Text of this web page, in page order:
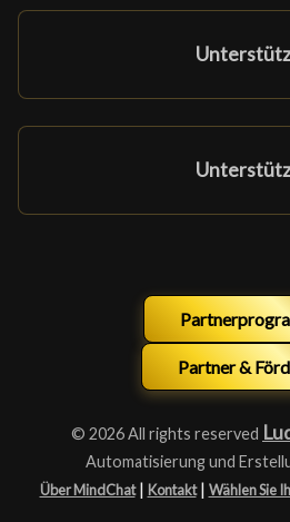
Partner &
© 2026 All rights reserved
Automatisierung und
Über MindChat | Kontakt | Wählen Sie